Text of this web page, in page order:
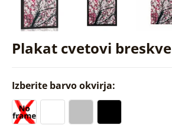
Plakat cvetovi breskve
Izberite barvo okvirja: